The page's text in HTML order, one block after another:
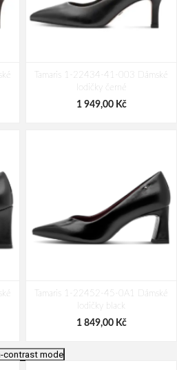
Tamaris 1-22434-41-003 Dámské
lodičky černé
1 949,00 Kč
Tamaris 1-22452-45-0A1 Dámské
lodičky black
1 849,00 Kč
contrast mode